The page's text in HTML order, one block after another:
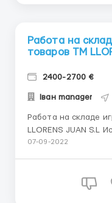
Работа на
товаров ТМ
2400-2700 €
Іван manager
Работа на складе
LLORENS JUAN S.L
от 8 часов до 10
Требования: -
07-09-2022